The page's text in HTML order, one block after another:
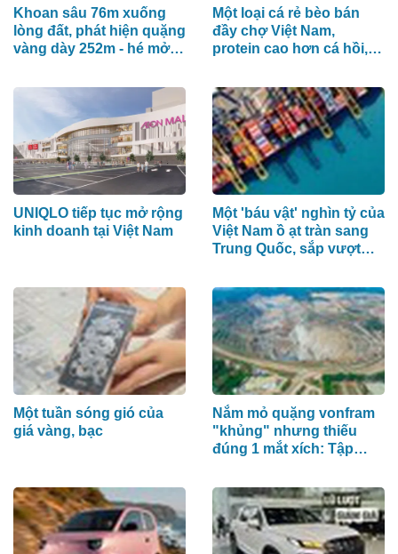
Khoan sâu 76m xuống
lòng đất, phát hiện quặng
vàng dày 252m - hé mở
đô
Một loại cá rẻ bèo bán
đầy chợ Việt Nam,
protein cao hơn cá hồi,
nhập khẩu
UNIQLO tiếp tục mở rộng
kinh doanh tại Việt Nam
Một 'báu vật' nghìn tỷ của
Việt Nam ồ ạt tràn sang
Trung Quốc, sắp vượt
cực quan trọng
Một tuần sóng gió của
giá vàng, bạc
Nắm mỏ quặng vonfram
"khủng" nhưng thiếu
đúng 1 mắt xích: Tập
phải tìm đến Việt Nam